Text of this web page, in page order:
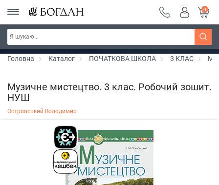
РОЗПРОДАЖ ~ 150 грн ~ 200 грн ~ 250 грн ~
300 грн ~ РОЗПРОДАЖ
Дізнатись більше
0
Головна Каталог ПОЧАТКОВА ШКОЛА 3 КЛАС
Музичне мистецтво. 3 клас. Робочий зошит.
НУШ
Островський Володимир